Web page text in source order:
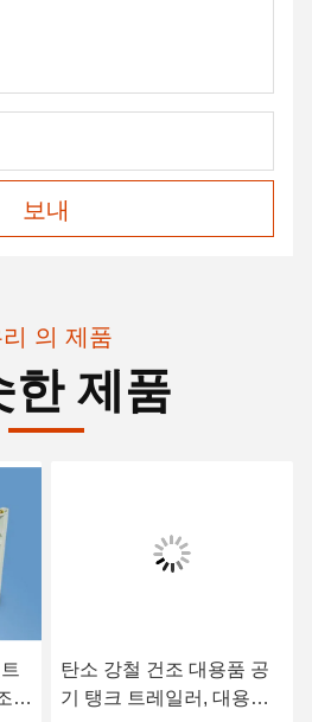
보내
의 제품
한 제품
탄소 강철 건조 대용품 공
기 탱크 트레일러, 대용품